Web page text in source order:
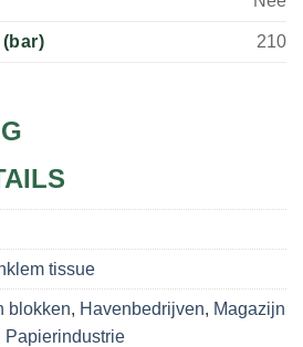
210
tissue
blokken, Havenbedrijven, Magazijn
Papierindustrie